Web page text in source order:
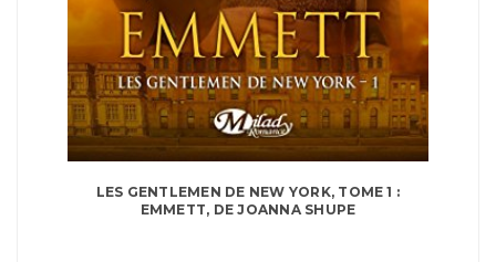
LES GENTLEMEN DE NEW YORK, TOME 1 :
EMMETT, DE JOANNA SHUPE